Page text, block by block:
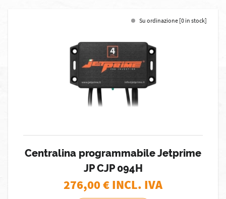
Su ordinazione [0 in stock]
Centralina programmabile Jetprime
JP CJP 094H
276,00€ INCL. IVA